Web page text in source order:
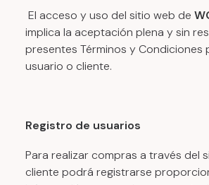
El acceso y uso del sitio web de
implica la aceptación plena y sin
presentes Términos y Condiciones
usuario o cliente.
Registro de usuarios
Para realizar compras a través del
cliente podrá registrarse